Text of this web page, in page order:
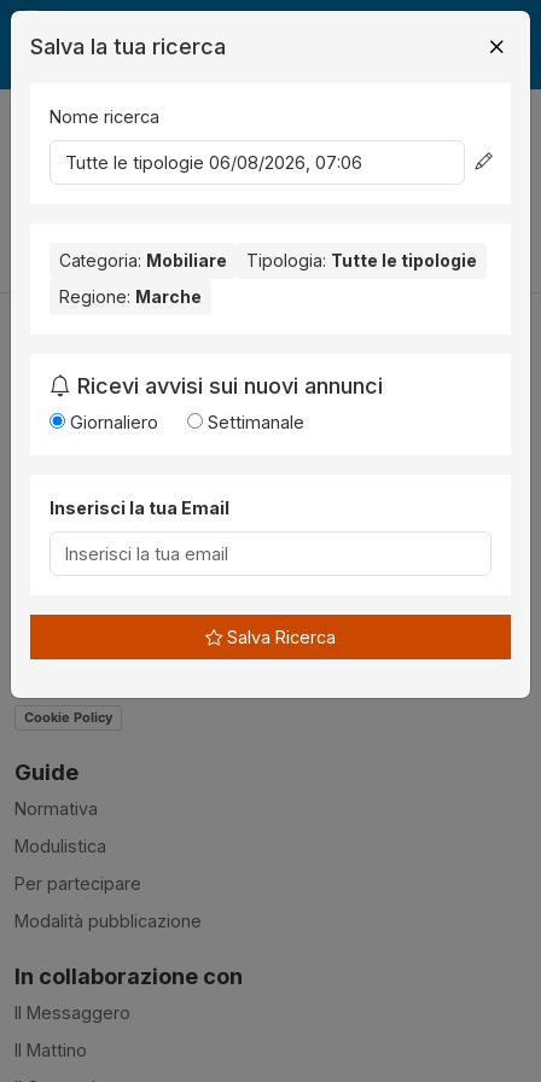
Legalmente Mobili
risultati Ordina per
Utilità
News
Contatti
Cookie Policy
Guide
Normativa
Modulistica
Per partecipare
Modalità pubblicazione
In collaborazione con
Il Messaggero
Il Mattino
Salva la tua ricerca
Nome ricerca
Categoria: Mobiliare Tipologia: Tutte le tipologie
Regione: Marche
Ricevi avvisi sui nuovi annunci
Giornaliero Settimanale
Inserisci la tua Email
Salva Ricerca